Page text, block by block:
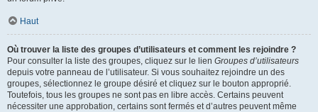
Haut
Où trouver la liste des groupes d’utilisateurs et comment les rejoindre ?
Pour consulter la liste des groupes, cliquez sur le lien Groupes d’utilisateurs
depuis votre panneau de l’utilisateur. Si vous souhaitez rejoindre un des
groupes, sélectionnez le groupe désiré et cliquez sur le bouton approprié.
Toutefois, tous les groupes ne sont pas en libre accès. Certains peuvent
nécessiter une approbation, certains sont fermés et d’autres peuvent même